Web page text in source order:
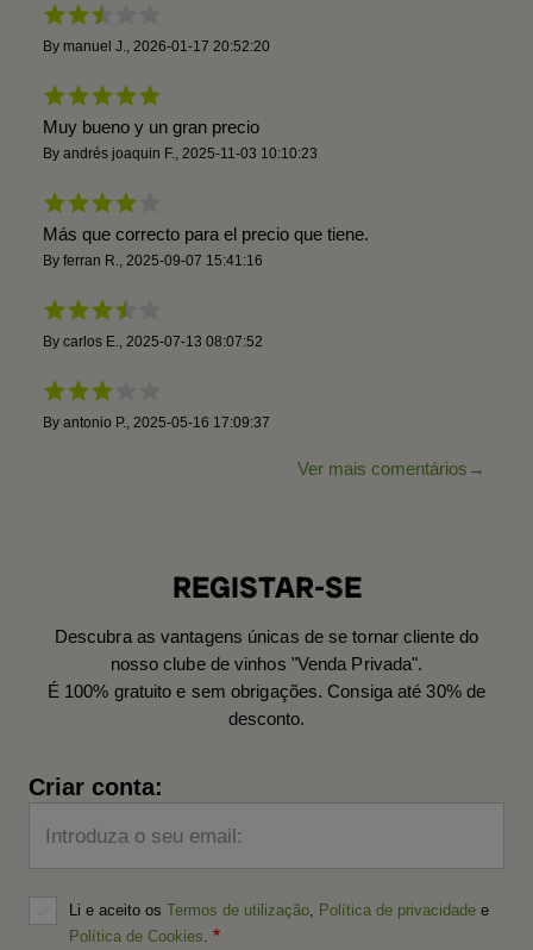
By manuel J. 2026-01-17 20:52:20
Muy bueno y un gran precio
By andrés joaquin F. 2025-11-03 10:10:23
Más que correcto para el precio que tiene.
By ferran R. 2025-09-07 15:41:16
By carlos E. 2025-07-13 08:07:52
By antonio P. 2025-05-16 17:09:37
Ver mais comentários
REGISTAR-SE
Descubra as vantagens únicas de se tornar cliente do
nosso clube de vinhos "Venda Privada".
É 100% gratuito e sem obrigações. Consiga até 30% de
desconto.
Criar conta:
Introduza o seu email:
Li e aceito os Termos de utilização Política de privacidade e
Política de Cookies